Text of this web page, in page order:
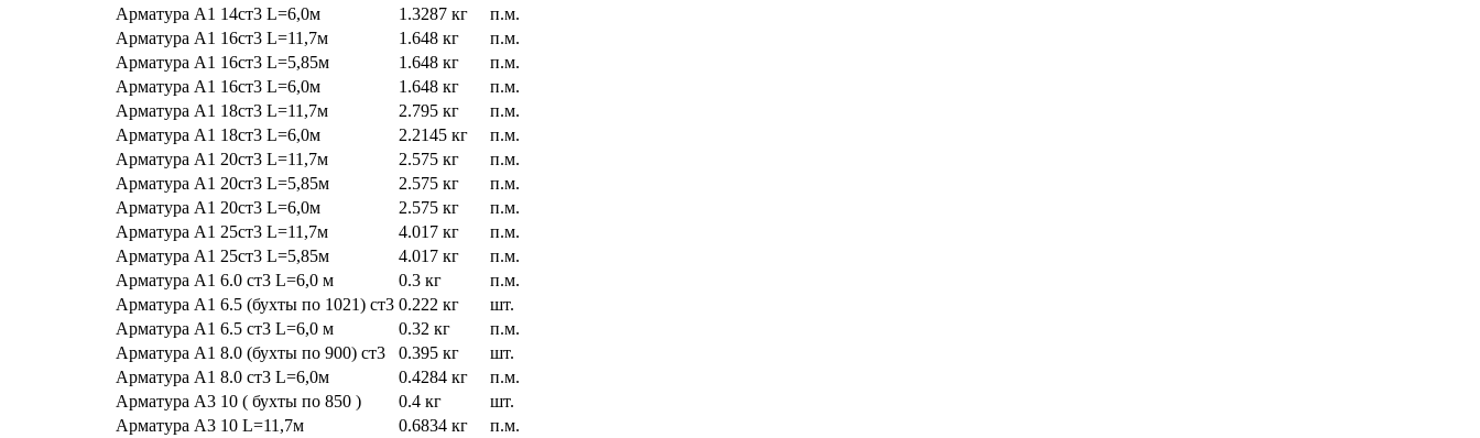
Арматура А1 14ст3 L=6,0м
1.3287 кг
п.м.
Арматура А1 16ст3 L=11,7м
1.648 кг
п.м.
Арматура А1 16ст3 L=5,85м
1.648 кг
п.м.
Арматура А1 16ст3 L=6,0м
1.648 кг
п.м.
Арматура А1 18ст3 L=11,7м
2.795 кг
п.м.
Арматура А1 18ст3 L=6,0м
2.2145 кг
п.м.
Арматура А1 20ст3 L=11,7м
2.575 кг
п.м.
Арматура А1 20ст3 L=5,85м
2.575 кг
п.м.
Арматура А1 20ст3 L=6,0м
2.575 кг
п.м.
Арматура А1 25ст3 L=11,7м
4.017 кг
п.м.
Арматура А1 25ст3 L=5,85м
4.017 кг
п.м.
Арматура А1 6.0 ст3 L=6,0 м
0.3 кг
п.м.
Арматура А1 6.5 (бухты по 1021) ст3 0.222 кг
шт.
Арматура А1 6.5 ст3 L=6,0 м
0.32 кг
п.м.
Арматура А1 8.0 (бухты по 900) ст3
0.395 кг
шт.
Арматура А1 8.0 ст3 L=6,0м
0.4284 кг
п.м.
Арматура А3 10 ( бухты по 850 )
0.4 кг
шт.
Арматура А3 10 L=11,7м
0.6834 кг
п.м.